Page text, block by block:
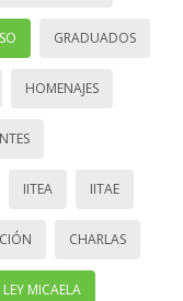
GRADUADOS
HOMENAJES
IITEA IITAE
CHARLAS
LEY MICAELA